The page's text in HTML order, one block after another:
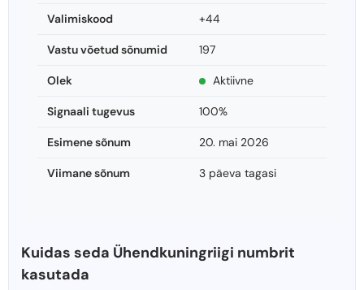
Valimiskood +44
Vastu võetud sõnumid 197
Olek Aktiivne
Signaali tugevus 100%
Esimene sõnum 20. mai 2026
Viimane sõnum 3 päeva tagasi
Kuidas seda Ühendkuningriigi numbrit
kasutada